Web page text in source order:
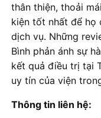
thân thiện, thoải
kiện tốt nhất để họ
dịch vụ. Những
Bình phản ánh sự
kết quả điều trị tại
uy tín của viện
Thông tin liên hệ: